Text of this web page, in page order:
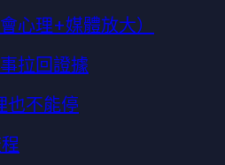
心理+媒體放大）
拉回證據
也不能停